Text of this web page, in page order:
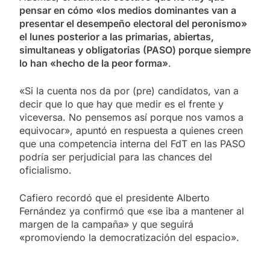
pensar en cómo «los medios dominantes van a
presentar el desempeño electoral del peronismo»
el lunes posterior a las primarias, abiertas,
simultaneas y obligatorias (PASO) porque siempre
lo han «hecho de la peor forma».
«Si la cuenta nos da por (pre) candidatos, van a
decir que lo que hay que medir es el frente y
viceversa. No pensemos así porque nos vamos a
equivocar», apuntó en respuesta a quienes creen
que una competencia interna del FdT en las PASO
podría ser perjudicial para las chances del
oficialismo.
Cafiero recordó que el presidente Alberto
Fernández ya confirmó que «se iba a mantener al
margen de la campaña» y que seguirá
«promoviendo la democratización del espacio».